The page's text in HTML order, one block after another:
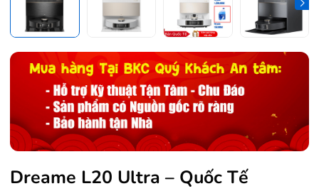
Dreame L20 Ultra – Quốc Tế